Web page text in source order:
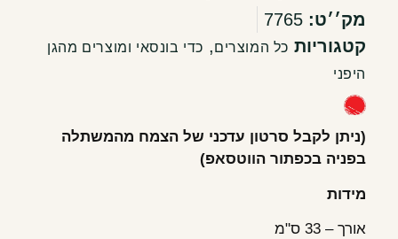
מק׳׳ט: 7765
קטגוריות כל המוצרים, כדי בונסאי ומוצרים מהגן
היפני
(ניתן לקבל סרטון עדכני של הצמח מהמשתלה
בפניה בכפתור הווטסאפ)
מידות
אורך – 33 ס"מ